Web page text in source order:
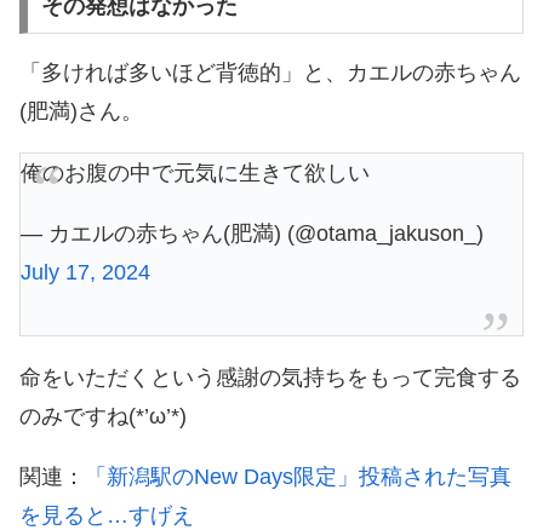
その発想はなかった
「多ければ多いほど背徳的」と、カエルの赤ちゃん
(肥満)さん。
俺のお腹の中で元気に生きて欲しい
— カエルの赤ちゃん(肥満) (@otama_jakuson_)
July 17, 2024
命をいただくという感謝の気持ちをもって完食する
のみですね(*’ω’*)
関連：
「新潟駅のNew Days限定」投稿された写真
を見ると…すげえ